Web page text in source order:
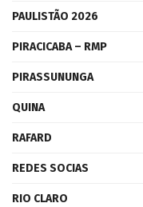
PAULISTÃO 2026
PIRACICABA – RMP
PIRASSUNUNGA
QUINA
RAFARD
REDES SOCIAS
RIO CLARO